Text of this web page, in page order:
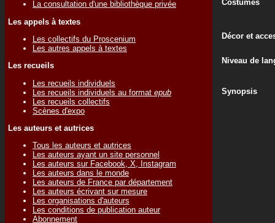
La consultation d'une bibliothèque privée
Les appels à textes
Les collectifs du Proscenium
Les autres appels à textes
Les recueils
Les recueils individuels
Les recueils individuels au format epub
Les recueils collectifs
Scènes d'expo
Les auteurs et autrices
Tous les auteurs et autrices
Les auteurs ayant un site personnel
Les auteurs sur Facebook, X, Instagram
Les auteurs dans le monde
Les auteurs de France par département
Les auteurs écrivant sur mesure
Les organisations d'auteurs
Les conditions de publication auteur
Abonnement
Costumes
Décor et
Niveau de
Synopsis